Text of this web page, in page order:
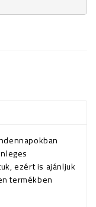
ezért is ajánljuk
termékben